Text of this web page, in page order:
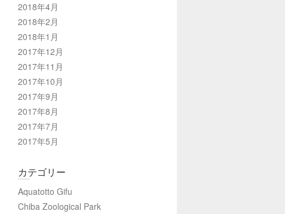
2018年4月
2018年2月
2018年1月
2017年12月
2017年11月
2017年10月
2017年9月
2017年8月
2017年7月
2017年5月
カテゴリー
Aquatotto Gifu
Chiba Zoological Park